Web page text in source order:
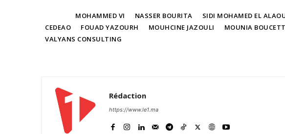
MOHAMMED VI NASSER BOURITA SIDI MOHAMED EL
CEDEAO
FOUAD YAZOURH MOUHCINE JAZOULI MOUNIA
VALYANS CONSULTING
Rédaction
https://www.le1.ma